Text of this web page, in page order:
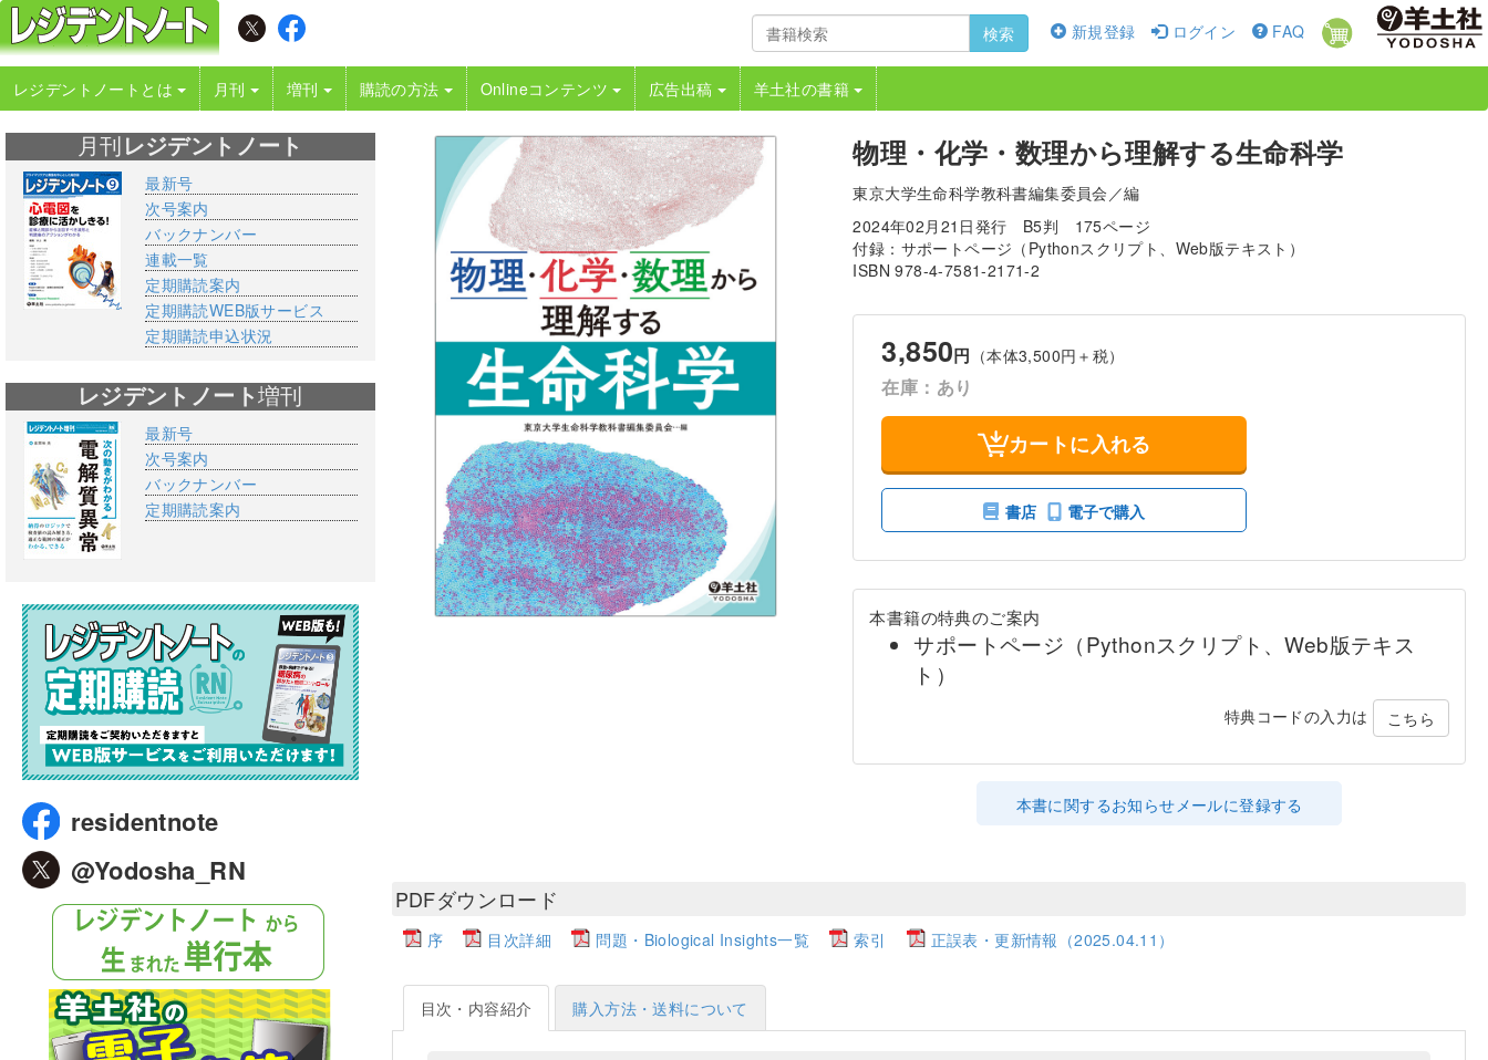
新規登録 ログイン FAQ
検索
レジデントノートとは 月刊 増刊 購読の方法 Onlineコンテンツ 広告出稿 羊土社の書籍
物理・化学・数理から理解する生命科学
東京大学生命科学教科書編集委員会／編
2024年02月21日発行
B5判
175ページ
付録：サポートページ（Pythonスクリプト、Web版テキスト）
ISBN 978-4-7581-2171-2
3,850円 （本体3,500円＋税）
在庫：あり
カートに入れる
書店 電子で購入
本書籍の特典のご案内
サポートページ（Pythonスクリプト、Web版テキス
ト）
特典コードの入力は こちら
本書に関するお知らせメールに登録する
PDFダウンロード
序 目次詳細 問題・Biological Insights一覧 索引 正誤表・更新情報（2025.04.11）
目次・内容紹介 購入方法・送料について
月刊 レジデントノート
最新号
次号案内
バックナンバー
連載一覧
定期購読案内
定期購読WEB版サービス
定期購読申込状況
レジデントノート増刊
最新号
次号案内
バックナンバー
定期購読案内
residentnote
@Yodosha_RN